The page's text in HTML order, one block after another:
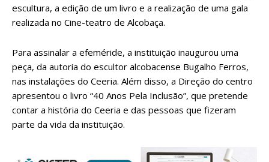
escultura, a edição de um livro e a realização de uma gala
realizada no Cine-teatro de Alcobaça.
Para assinalar a efeméride, a instituição inaugurou uma
peça, da autoria do escultor alcobacense Bugalho Ferros,
nas instalações do Ceeria. Além disso, a Direção do centro
apresentou o livro “40 Anos Pela Inclusão”, que pretende
contar a história do Ceeria e das pessoas que fizeram
parte da vida da instituição.